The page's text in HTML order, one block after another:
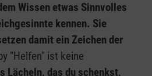
Wissen etwas Sinnvolles
kennen. Sie
damit ein Zeichen der
"Helfen" ist keine
Lächeln, das du schenkst,